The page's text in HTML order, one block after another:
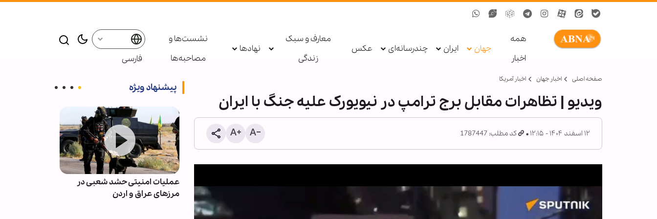
همه
اخبار
جهان ایران چندرسانه‌ای عکس
معارف و سبک
زندگی
نهادها
نشست‌ها و
مصاحبه‌ها
فارسی
صفحه اصلی اخبار جهان اخبار آمریکا
ویدیو | تظاهرات مقابل برج ترامپ در نیویورک علیه جنگ با ایران
۱۲ اسفند ۱۴۰۴ - ۱۲:۱۵ کد مطلب: 1787447
پیشنهاد ویژه
اربعین حسینی در حسینیه آیت‌الله
عملیات امنیتی حشد شعبی در
مرزهای عراق و اردن